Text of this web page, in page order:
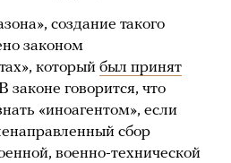
создание такого
законом
который был принят
законе говорится, что
«иноагентом», если
сбор
военно-технической